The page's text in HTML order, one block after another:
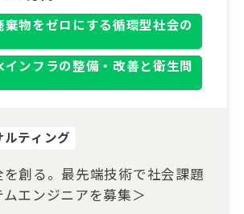
棄物をゼロにする循環型社会の
インフラの整備・改善と衛生問
ティング
を創る。最先端技術で社会課題
エンジニアを募集＞